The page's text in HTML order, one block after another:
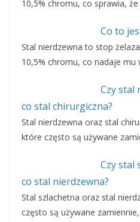
10,5% chromu, co sprawia,
Co to
Stal nierdzewna to stop
10,5% chromu, co nadaje
Czy stal
co stal chirurgiczna?
Stal nierdzewna oraz stal
które często są używane
Czy stal
co stal nierdzewna?
Stal szlachetna oraz stal
często są używane